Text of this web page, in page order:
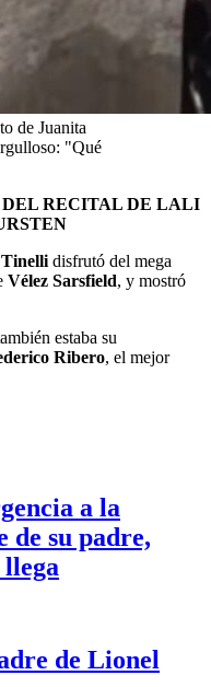
de Juanita
"Qué
RECITAL DE LALI
disfrutó del mega
Vélez Sarsfield, y mostró
estaba su
Ribero, el mejor
a la
de su padre,
de Lionel